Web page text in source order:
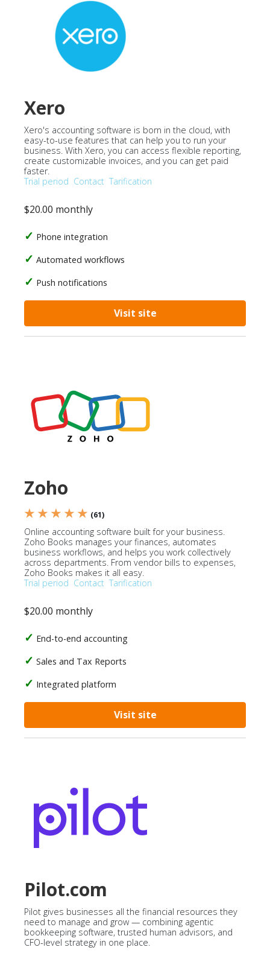
Xero
Xero's accounting software is born in the cloud, with
easy-to-use features that can help you to run your
business. With Xero, you can access flexible reporting,
create customizable invoices, and you can get paid
faster.
Trial period Contact Tarification
$20.00 monthly
Phone integration
Automated workflows
Push notifications
Visit site
Zoho
★ ★ ★ ★ ★ (61)
Online accounting software built for your business.
Zoho Books manages your finances, automates
business workflows, and helps you work collectively
across departments. From vendor bills to expenses,
Zoho Books makes it all easy.
Trial period Contact Tarification
$20.00 monthly
End-to-end accounting
Sales and Tax Reports
Integrated platform
Visit site
Pilot.com
Pilot gives businesses all the financial resources they
need to manage and grow — combining agentic
bookkeeping software, trusted human advisors, and
CFO-level strategy in one place.